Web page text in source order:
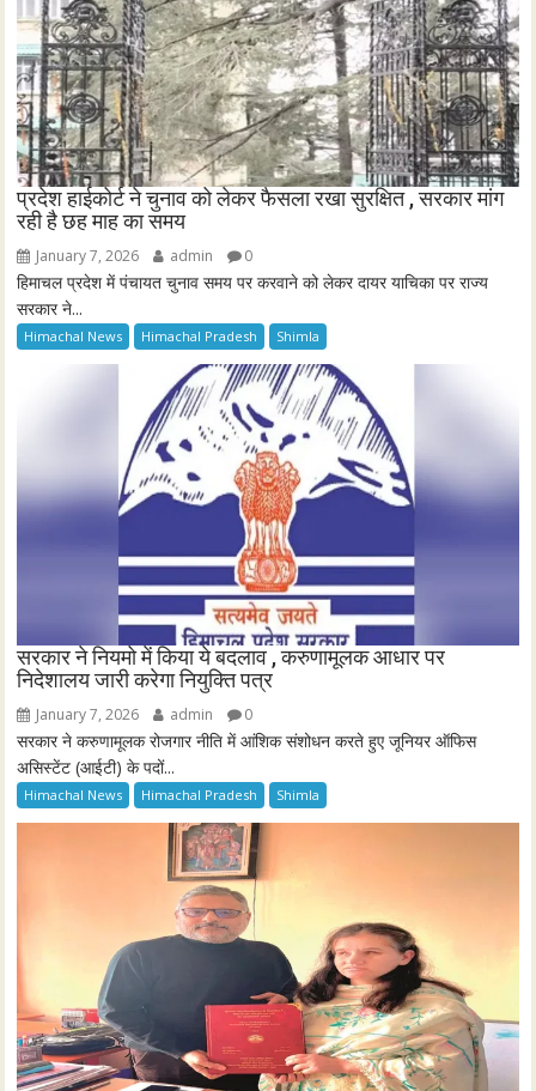
प्रदेश हाईकोर्ट ने चुनाव को लेकर फैसला रखा सुरक्षित , सरकार मांग
रही है छह माह का समय
January 7, 2026 admin 0
हिमाचल प्रदेश में पंचायत चुनाव समय पर करवाने को लेकर दायर याचिका पर राज्य
सरकार ने...
Himachal News Himachal Pradesh Shimla
सरकार ने नियमो में किया ये बदलाव , करुणामूलक आधार पर
निदेशालय जारी करेगा नियुक्ति पत्र
January 7, 2026 admin 0
सरकार ने करुणामूलक रोजगार नीति में आंशिक संशोधन करते हुए जूनियर ऑफिस
असिस्टेंट (आईटी) के पदों...
Himachal News Himachal Pradesh Shimla